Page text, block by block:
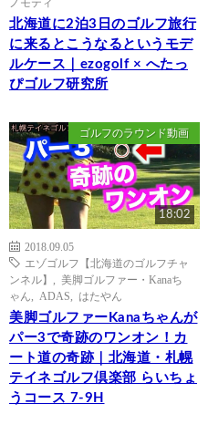
北海道に2泊3日のゴルフ旅行
に来るとこうなるというモデ
ルケース｜ezogolf × へたっ
ぴゴルフ研究所
ゴルフのラウンド動画
18:02
2018.09.05
エゾゴルフ【北海道のゴルフチャ
ンネル】
美脚ゴルファー・Kanaち
ゃん
ADAS はたやん
美脚ゴルファーKanaちゃんが
パー3で奇跡のワンオン！カ
ート道の奇跡｜北海道・札幌
テイネゴルフ倶楽部 らいちょ
うコース 7-9H